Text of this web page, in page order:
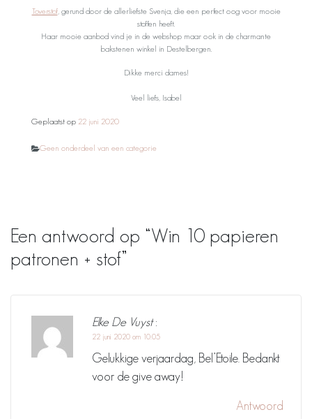
Toverstof, gerund door de allerliefste Svenja, die een perfect oog voor mooie
stoffen heeft.
Haar mooie aanbod vind je in de webshop maar ook in de charmante
bakstenen winkel in Destelbergen.
Dikke merci dames!
Veel liefs, Isabel
Geplaatst op 22 juni 2020
Categorieën
Geen onderdeel van een categorie
Een antwoord op “Win 10 papieren
patronen + stof”
Elke De Vuyst :
22 juni 2020 om 10:05
Gelukkige verjaardag, Bel’Etoile. Bedankt
voor de give away!
Antwoord